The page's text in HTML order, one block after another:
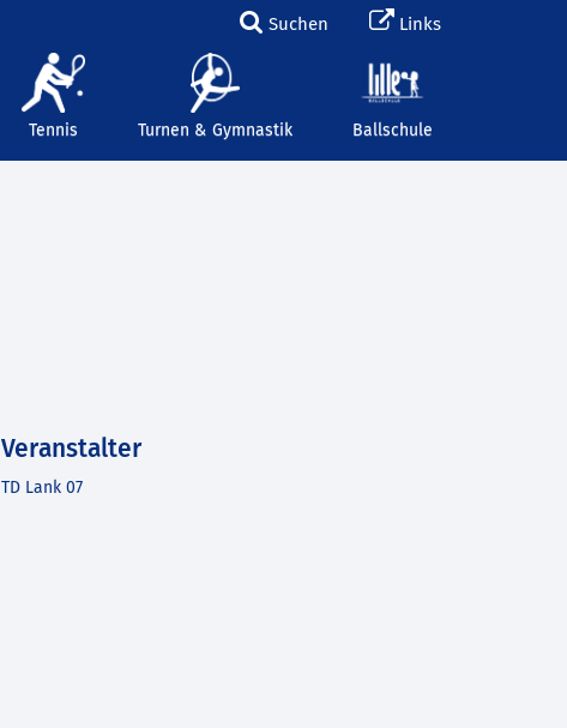
Suchen Links
Tennis Turnen & Gymnastik Ballschule
Veranstalter
TD Lank 07